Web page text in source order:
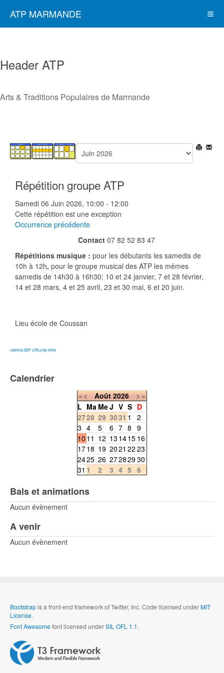
ATP MARMANDE
Header ATP
Arts & Traditions Populaires de Marmande
Répétition groupe ATP
Samedi 06 Juin 2026, 10:00 - 12:00
Cette répétition est une exception
Occurrence précédente
Contact07 82 52 83 47
Répétitions musique : pour les débutants les samedis de
10h à 12h, pour le groupe musical des ATP les mêmes
samedis de 14h30 à 16h30; 10 et 24 janvier, 7 et 28 février,
14 et 28 mars, 4 et 25 avril, 23 et 30 mai, 6 et 20 juin.
Lieu école de Coussan
Joomla SEF URLs by Artio
Calendrier
«< Août 2026 >»
L Ma MeJ V S D
2728 29 3031 1
2
3 4 5 6 7 8 9
10 11 12 13 1415 16
1718 19 2021 22 23
2425 26 27282930
31 1 2 3 4 5 6
Bals et animations
Aucun évènement
A venir
Aucun évènement
Bootstrapis a front-end framework of Twitter, Inc. Code licensed underMIT
License.
Font Awesomefont licensed underSIL OFL 1.1.